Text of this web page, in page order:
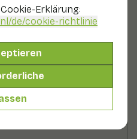
Erklärung:
/de/cookie-richtlinie
10 - 20 min